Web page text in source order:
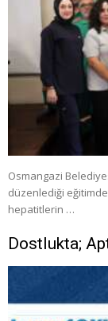
Osmangazi
düzenlediği
hepatitlerin …
Dostlukta;